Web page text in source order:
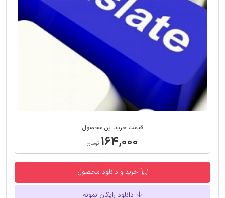
قیمت خرید این محصول
۱۶۴,۰۰۰ تومان
خرید و دانلود محصول
دانلود رایگان نمونه